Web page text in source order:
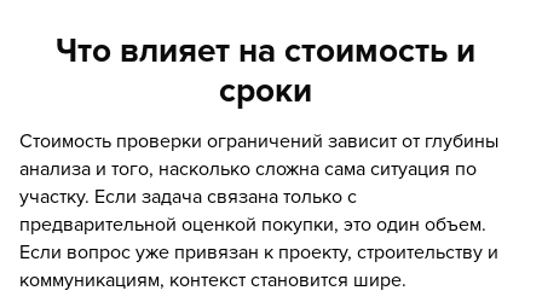
Что влияет на стоимость и
сроки
Стоимость проверки ограничений зависит от глубины
анализа и того, насколько сложна сама ситуация по
участку. Если задача связана только с
предварительной оценкой покупки, это один объем.
Если вопрос уже привязан к проекту, строительству и
коммуникациям, контекст становится шире.